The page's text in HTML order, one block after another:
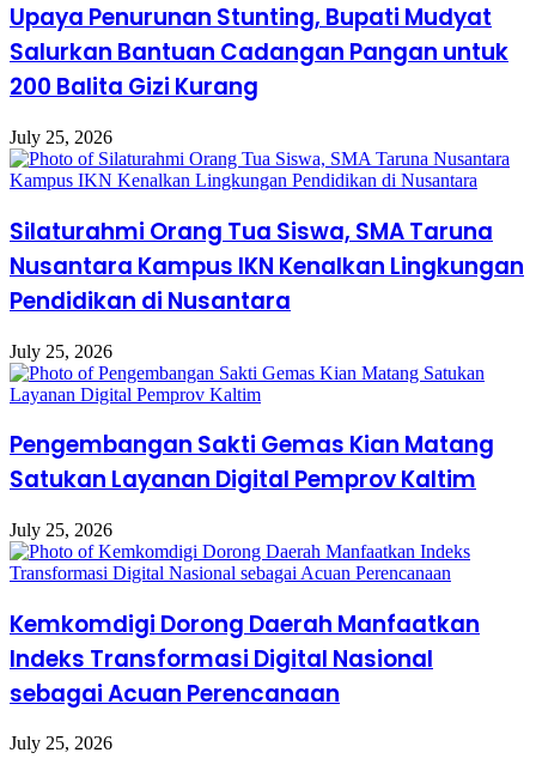
Upaya Penurunan Stunting, Bupati Mudyat
Salurkan Bantuan Cadangan Pangan untuk
200 Balita Gizi Kurang
July 25, 2026
Silaturahmi Orang Tua Siswa, SMA Taruna
Nusantara Kampus IKN Kenalkan Lingkungan
Pendidikan di Nusantara
July 25, 2026
Pengembangan Sakti Gemas Kian Matang
Satukan Layanan Digital Pemprov Kaltim
July 25, 2026
Kemkomdigi Dorong Daerah Manfaatkan
Indeks Transformasi Digital Nasional
sebagai Acuan Perencanaan
July 25, 2026